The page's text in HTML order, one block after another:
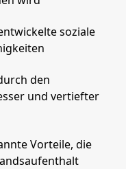
soziale
den
und vertiefter
Vorteile, die